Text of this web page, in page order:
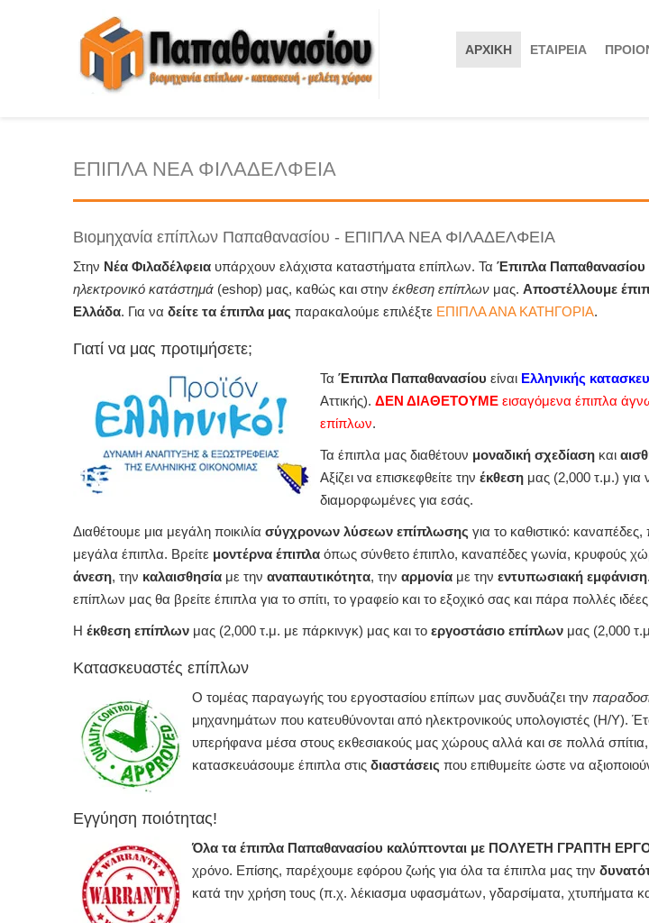
ΕΠΙΠΛΑ ΝΕΑ ΦΙΛΑΔΕΛΦΕΙΑ
Βιομηχανία επίπλων Παπαθανασίου - ΕΠΙΠΛΑ ΝΕΑ ΦΙΛΑΔΕΛΦΕΙΑ
Στην Νέα Φιλαδέλφειαυπάρχουν ελάχιστα καταστήματα επίπλων. Τα Έπιπλα Παπαθανασίου
ηλεκτρονικό κατάστημά(eshop) μας, καθώς και στην έκθεση επίπλωνμας. Αποστέλλουμε
Ελλάδα. Για να δείτε τα έπιπλα μας παρακαλούμε επιλέξτε ΕΠΙΠΛΑ ΑΝΑ ΚΑΤΗΓΟΡΙΑ.
Γιατί να μας προτιμήσετε;
Τα Έπιπλα Παπαθανασίου είναι Ελληνικής
Αττικής). ΔΕΝ ΔΙΑΘΕΤΟΥΜΕεισαγόμενα έπιπλα
επίπλων.
Τα έπιπλα μας διαθέτουν μοναδική σχεδίασηκαι
Αξίζει να επισκεφθείτε την έκθεσημας (2,000 τ.μ.) για
διαμορφωμένες για εσάς.
Διαθέτουμε μια μεγάλη ποικιλία σύγχρονων λύσεων επίπλωσης για το καθιστικό:
μεγάλα έπιπλα. Βρείτε μοντέρνα έπιπλαόπως σύνθετο έπιπλο, καναπέδες γωνία, κρυφούς
άνεση, την καλαισθησίαμε την αναπαυτικότητα, την αρμονίαμε την εντυπωσιακή εμφάνιση
επίπλων μας θα βρείτε έπιπλα για το σπίτι, το γραφείο και το εξοχικό σας και πάρα πολλές
Η έκθεση επίπλωνμας (2,000 τ.μ. με πάρκινγκ) μας και το εργοστάσιο επίπλωνμας (2,000
Κατασκευαστές επίπλων
Ο τομέας παραγωγής του εργοστασίου επίπων μας συνδυάζει την
μηχανημάτων που κατευθύνονται από ηλεκτρονικούς υπολογιστές (Η/Υ).
υπερήφανα μέσα στους εκθεσιακούς μας χώρους αλλά και σε πολλά
κατασκευάσουμε έπιπλα στις διαστάσεις που επιθυμείτε ώστε να
Εγγύηση ποιότητας!
Όλα τα έπιπλα Παπαθανασίου καλύπτονται με ΠΟΛΥΕΤΗ ΓΡΑΠΤΗ
χρόνο. Επίσης, παρέχουμε εφόρου ζωής για όλα τα έπιπλα μας την
κατά την χρήση τους (π.χ. λέκιασμα υφασμάτων, γδαρσίματα, χτυπήματα
ΑΡΧΙΚΗ ΕΤΑΙΡΕΙΑ